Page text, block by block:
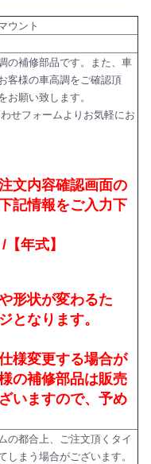
ウント
の補修部品です。また、車
客様の車高調をご確認頂
お願い致します。
せフォームよりお気軽にお
文内容確認画面の
記情報をご入力下
年式】
形状が変わるた
となります。
様変更する場合が
の補修部品は販売
いますので、予め
の都合上、ご注文頂くタイ
しまう場合がございます。